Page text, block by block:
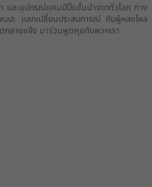
อุปกรณ์แคมป์ปิ้งชั้นนำจากทั่วโลก ทาง
บปะ แลกเปลี่ยนประสบการณ์ กับผู้หลงไหล
กลางแจ้ง มาร่วมพูดคุยกับพวกเรา